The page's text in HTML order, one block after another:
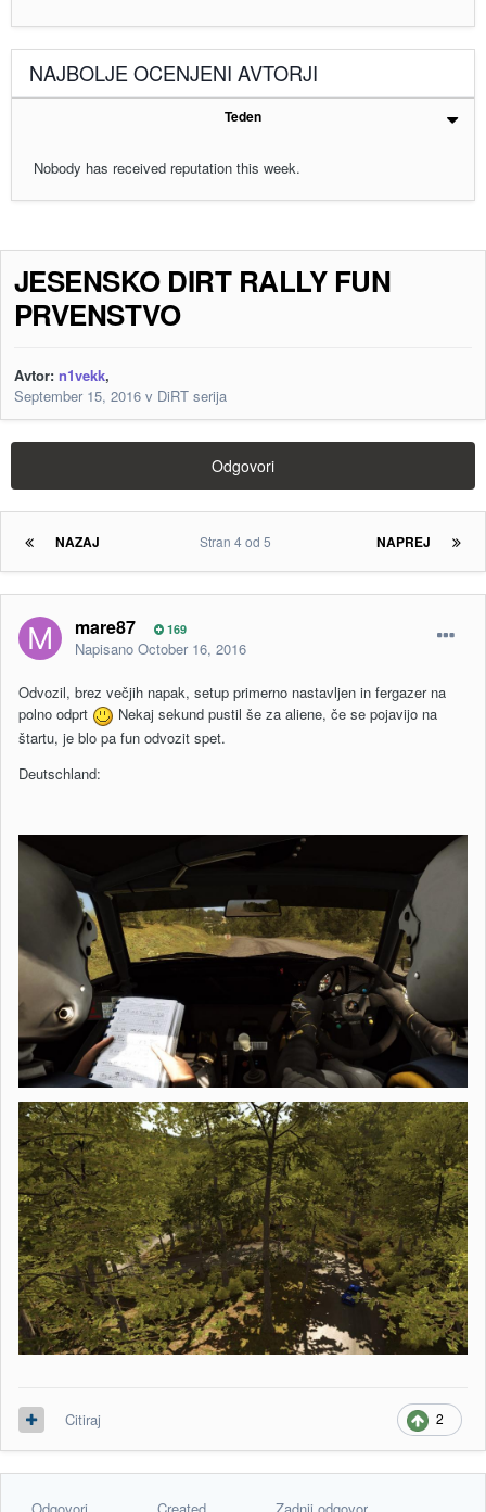
NAJBOLJE OCENJENI AVTORJI
Teden
Nobody has received reputation this week.
JESENSKO DIRT RALLY FUN
PRVENSTVO
Avtor: n1vekk,
September 15, 2016 v DiRT serija
Odgovori
NAZAJ NAPREJ
Stran 4 od 5
mare87 169
Napisano October 16, 2016
Odvozil, brez večjih napak, setup primerno nastavljen in fergazer na
polno odprt
Nekaj sekund pustil še za aliene, če se pojavijo na
štartu, je blo pa fun odvozit spet.
Deutschland:
2
Citiraj